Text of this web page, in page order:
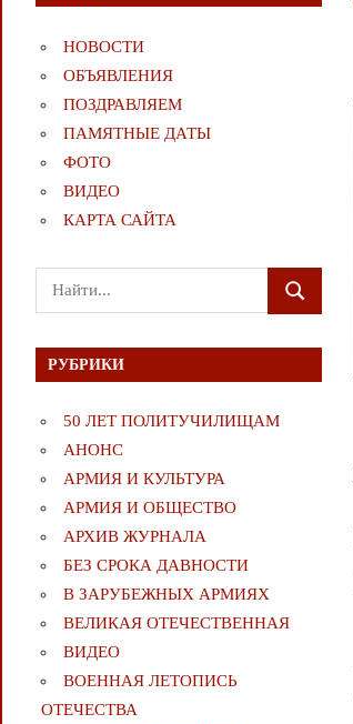
НОВОСТИ
ОБЪЯВЛЕНИЯ
ПОЗДРАВЛЯЕМ
ПАМЯТНЫЕ ДАТЫ
ФОТО
ВИДЕО
КАРТА САЙТА
Поиск
для:
ПОИСК
РУБРИКИ
50 ЛЕТ ПОЛИТУЧИЛИЩАМ
АНОНС
АРМИЯ И КУЛЬТУРА
АРМИЯ И ОБЩЕСТВО
АРХИВ ЖУРНАЛА
БЕЗ СРОКА ДАВНОСТИ
В ЗАРУБЕЖНЫХ АРМИЯХ
ВЕЛИКАЯ ОТЕЧЕСТВЕННАЯ
ВИДЕО
ВОЕННАЯ ЛЕТОПИСЬ
ОТЕЧЕСТВА